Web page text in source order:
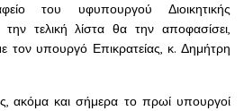
του υφυπουργού Διοικητικής
τελική λίστα θα την αποφασίσει,
τον υπουργό Επικρατείας, κ. Δημήτρη
ακόμα και σήμερα το πρωί υπουργοί